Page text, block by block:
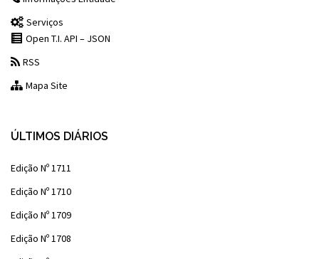
Serviços
Open T.I. API – JSON
RSS
Mapa Site
ÚLTIMOS DIÁRIOS
Edição Nº 1711
Edição Nº 1710
Edição Nº 1709
Edição Nº 1708